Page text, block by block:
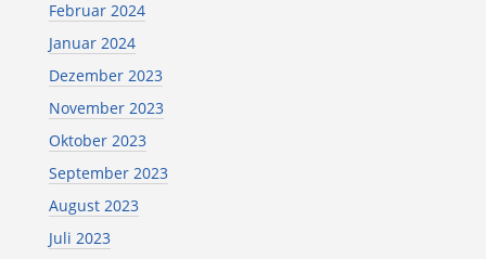
Februar 2024
Januar 2024
Dezember 2023
November 2023
Oktober 2023
September 2023
August 2023
Juli 2023